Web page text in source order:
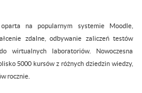
na popularnym systemie Moodle,
zdalne, odbywanie zaliczeń testów
wirtualnych laboratoriów. Nowoczesna
5000 kursów z różnych dziedzin wiedzy,
rocznie.